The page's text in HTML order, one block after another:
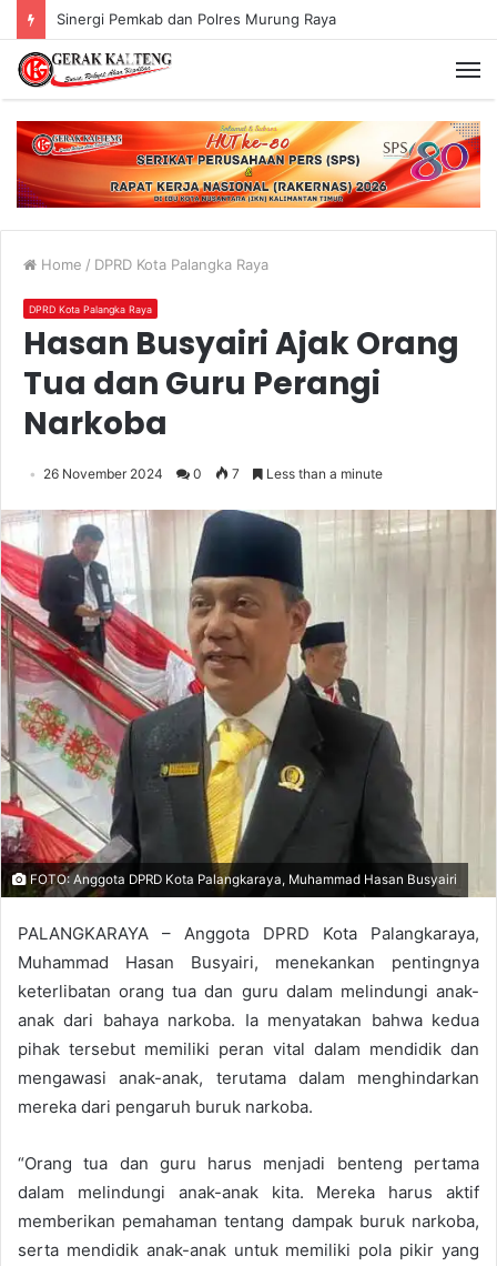
Sinergi Pemkab dan Polres Murung Raya
Home / DPRD Kota Palangka Raya
DPRD Kota Palangka Raya
Hasan Busyairi Ajak Orang
Tua dan Guru Perangi
Narkoba
26 November 2024 0 7 Less than a minute
FOTO: Anggota DPRD Kota Palangkaraya, Muhammad Hasan Busyairi
PALANGKARAYA – Anggota DPRD Kota Palangkaraya,
Muhammad Hasan Busyairi, menekankan pentingnya
keterlibatan orang tua dan guru dalam melindungi anak-
anak dari bahaya narkoba. Ia menyatakan bahwa kedua
pihak tersebut memiliki peran vital dalam mendidik dan
mengawasi anak-anak, terutama dalam menghindarkan
mereka dari pengaruh buruk narkoba.
“Orang tua dan guru harus menjadi benteng pertama
dalam melindungi anak-anak kita. Mereka harus aktif
memberikan pemahaman tentang dampak buruk narkoba,
serta mendidik anak-anak untuk memiliki pola pikir yang